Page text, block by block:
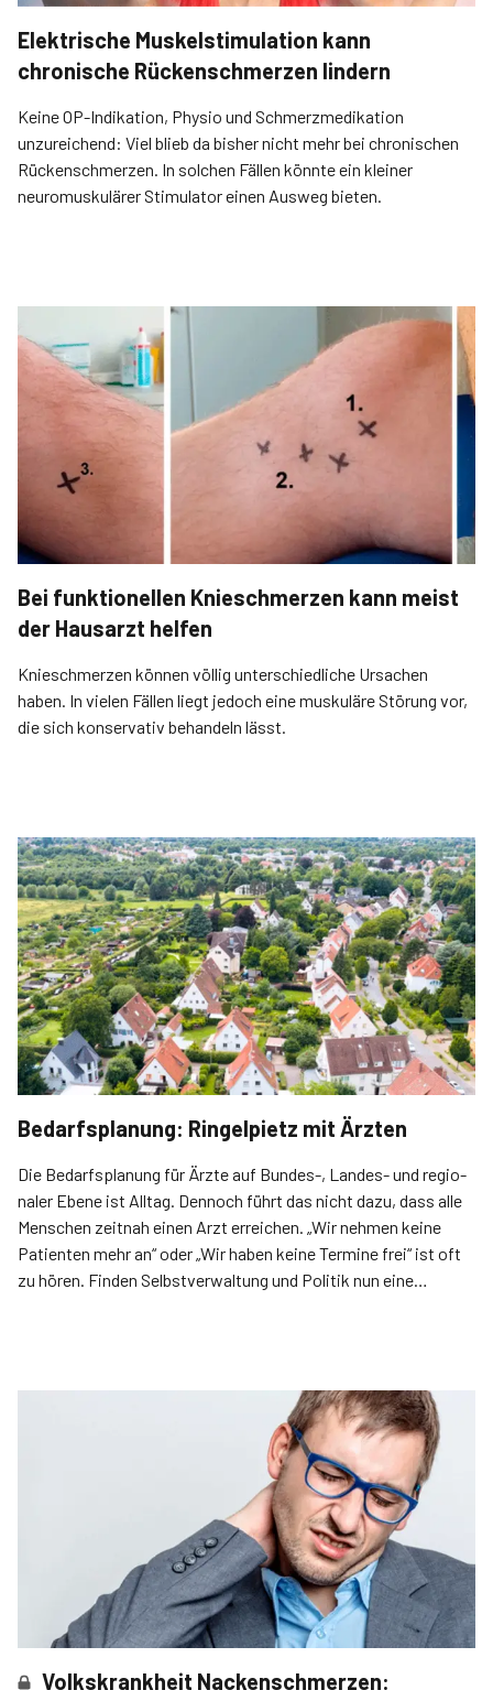
Elektrische Muskelstimulation kann
chronische Rückenschmerzen lindern
Keine OP-Indikation, Physio und Schmerzmedikation
unzureichend: Viel blieb da bisher nicht mehr bei chronischen
Rückenschmerzen. In solchen Fällen könnte ein kleiner
neuromuskulärer Stimulator einen Ausweg bieten.
Bei funktionellen Knieschmerzen kann meist
der Hausarzt helfen
Knieschmerzen können völlig unterschiedliche Ursachen
haben. In vielen Fällen liegt jedoch eine muskuläre Störung vor,
die sich konservativ behandeln lässt.
Bedarfsplanung: Ringelpietz mit Ärzten
Die Bedarfsplanung für Ärzte auf Bundes-, Landes- und regio­
naler Ebene ist Alltag. Dennoch führt das nicht dazu, dass alle
Menschen zeitnah einen Arzt erreichen. „Wir nehmen keine
Patienten mehr an“ oder „Wir haben keine Termine frei“ ist oft
zu hören. Finden Selbstverwaltung und Politik nun eine
Volkskrankheit Nackenschmerzen: